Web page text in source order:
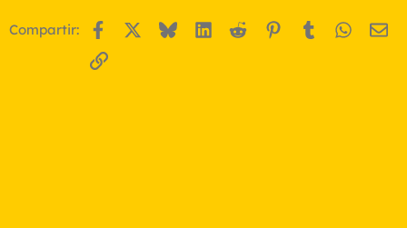
Compartir: Facebook BlueskyLinkedIn
Reddit Pinterest
Tumblr
Enlace